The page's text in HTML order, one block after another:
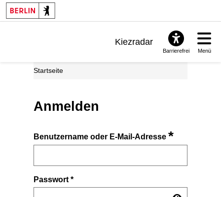
Kiezradar
Barrierefrei Menü
Startseite
Anmelden
Benutzername oder E-Mail-Adresse*
Passwort*